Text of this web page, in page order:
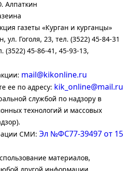
Алпаткин
газеты «Курган и курганцы»
ул. Гоголя, 23, тел. (3522) 45-84-31
(3522) 45-86-41, 45-93-13,
mail@kikonline.ru
ее по адресу: kik_online@mail.ru
службой по надзору в
технологий и массовых
СМИ: Эл №ФС77-39497 от 15
материалов,